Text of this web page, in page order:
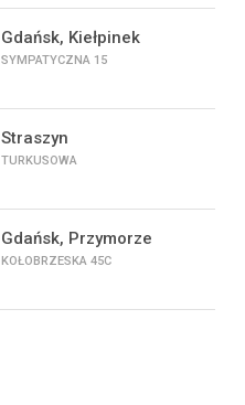
Gdańsk, Kiełpinek
SYMPATYCZNA 15
Straszyn
TURKUSOWA
Gdańsk, Przymorze
KOŁOBRZESKA 45C